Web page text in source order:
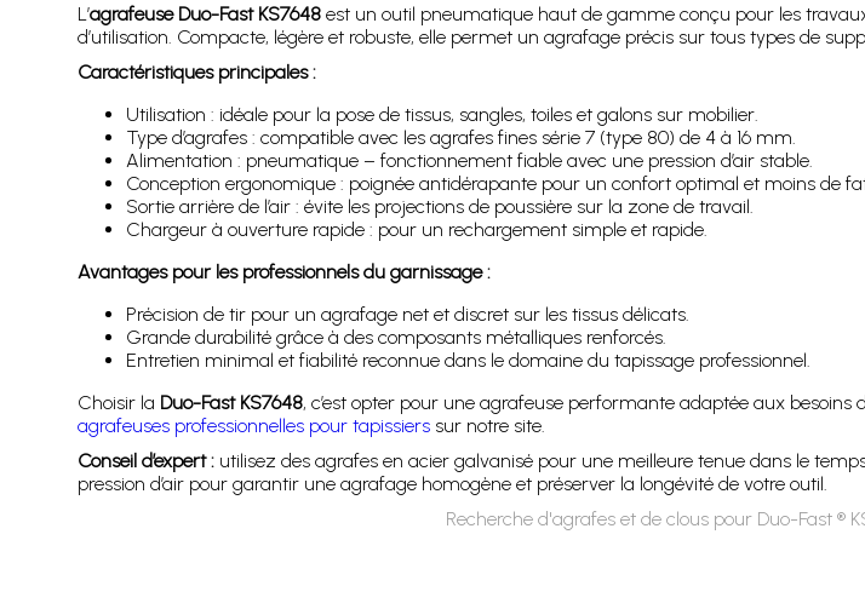
L’agrafeuse Duo-Fast KS7648est un outil pneumatique haut de gamme conçu pour les
d’utilisation. Compacte, légère et robuste, elle permet un agrafage précis sur tous types de
Caractéristiques principales :
Utilisation : idéale pour la pose de tissus, sangles, toiles et galons sur mobilier.
Type d’agrafes : compatible avec les agrafes fines série 7 (type 80) de 4 à 16 mm.
Alimentation : pneumatique – fonctionnement fiable avec une pression d’air stable.
Conception ergonomique : poignée antidérapante pour un confort optimal et moins de
Sortie arrière de l’air : évite les projections de poussière sur la zone de travail.
Chargeur à ouverture rapide : pour un rechargement simple et rapide.
Avantages pour les professionnels du garnissage :
Précision de tir pour un agrafage net et discret sur les tissus délicats.
Grande durabilité grâce à des composants métalliques renforcés.
Entretien minimal et fiabilité reconnue dans le domaine du tapissage professionnel.
Choisir la Duo-Fast KS7648, c’est opter pour une agrafeuse performante adaptée aux
agrafeuses professionnelles pour tapissierssur notre site.
Conseil d’expert :utilisez des agrafes en acier galvanisé pour une meilleure tenue dans le
pression d’air pour garantir une agrafage homogène et préserver la longévité de votre outil.
Recherche d'agrafes et de clous pour Duo-Fast ®